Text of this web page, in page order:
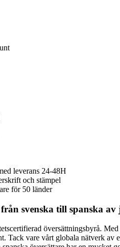
leverans 24-48H
och stämpel
för 50 länder
svenska till spanska
översättningsbyrå.
Tack vare vårt globala nätverk av